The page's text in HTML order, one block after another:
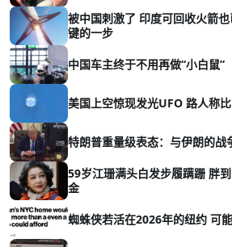
被中国刺激了 印度可回收火箭
键的一步
中国车主终于不用再做“小白鼠”
美国上空惊现发光UFO 路人称
特朗普重量级表态：与伊朗的战
59岁江珊满头白发步履蹒跚 胖
金
蜘蛛侠若活在2026年的纽约 可